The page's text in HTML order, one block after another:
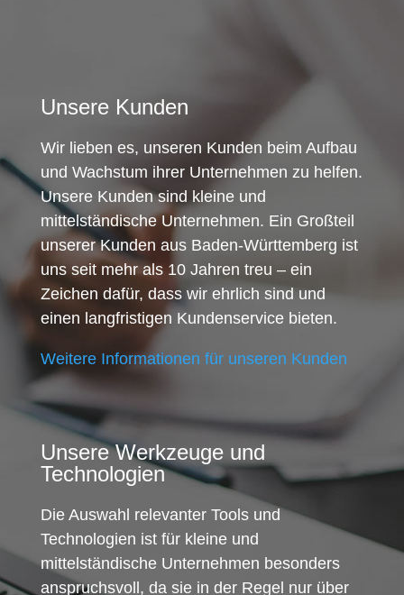
Unsere Kunden
Wir lieben es, unseren Kunden beim Aufbau
und Wachstum ihrer Unternehmen zu helfen.
Unsere Kunden sind kleine und
mittelständische Unternehmen. Ein Großteil
unserer Kunden aus Baden-Württemberg ist
uns seit mehr als 10 Jahren treu – ein
Zeichen dafür, dass wir ehrlich sind und
einen langfristigen Kundenservice bieten.
Weitere Informationen für unseren Kunden
Unsere Werkzeuge und
Technologien
Die Auswahl relevanter Tools und
Technologien ist für kleine und
mittelständische Unternehmen besonders
anspruchsvoll, da sie in der Regel nur über